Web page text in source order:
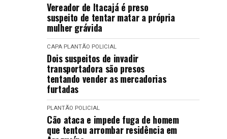
Vereador de Itacajá é preso
suspeito de tentar matar a própria
mulher grávida
CAPA PLANTÃO POLICIAL
Dois suspeitos de invadir
transportadora são presos
tentando vender as mercadorias
furtadas
PLANTÃO POLICIAL
Cão ataca e impede fuga de homem
que tentou arrombar residência em